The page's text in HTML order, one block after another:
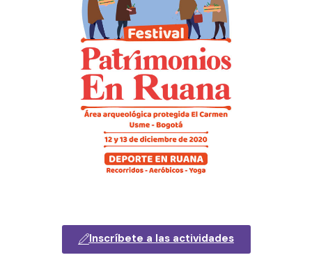
Inscríbete a las actividades